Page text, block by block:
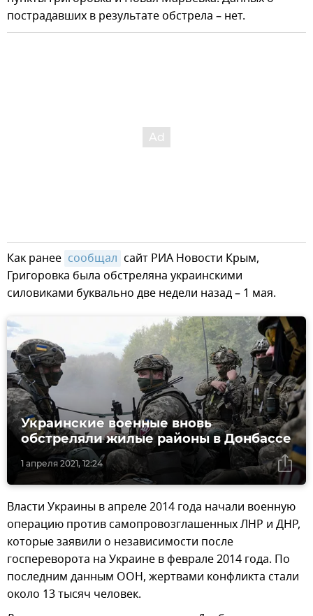
пострадавших в результате обстрела – нет.
Как ранее сообщал сайт РИА Новости Крым,
Григоровка была обстреляна украинскими
силовиками буквально две недели назад – 1 мая.
1 апреля 2021, 12:24
Украинские военные вновь
обстреляли жилые районы в Донбассе
Власти Украины в апреле 2014 года начали военную
операцию против самопровозглашенных ЛНР и ДНР,
которые заявили о независимости после
госпереворота на Украине в феврале 2014 года. По
последним данным ООН, жертвами конфликта стали
около 13 тысяч человек.